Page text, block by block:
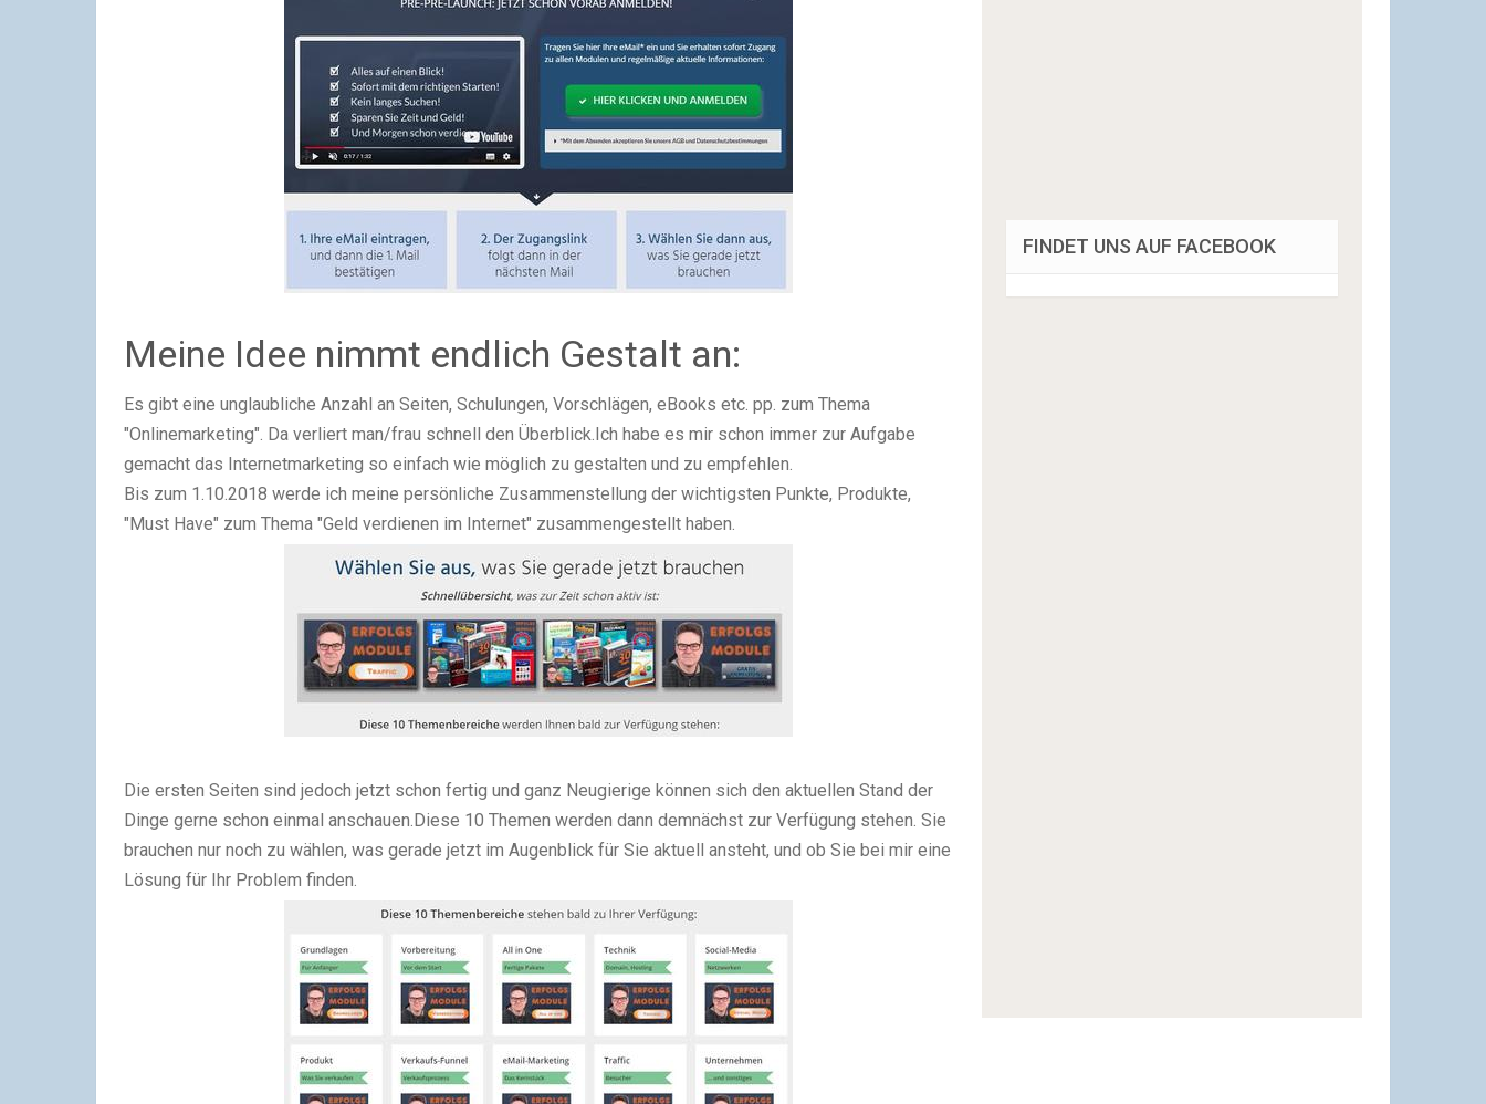
Meine Idee nimmt endlich Gestalt an:
Es gibt eine unglaubliche Anzahl an Seiten, Schulungen, Vorschlägen, eBooks etc. pp. zum Thema
"Onlinemarketing". Da verliert man/frau schnell den Überblick.Ich habe es mir schon immer zur Aufgabe
gemacht das Internetmarketing so einfach wie möglich zu gestalten und zu empfehlen.
Bis zum 1.10.2018 werde ich meine persönliche Zusammenstellung der wichtigsten Punkte, Produkte,
"Must Have" zum Thema "Geld verdienen im Internet" zusammengestellt haben.
Die ersten Seiten sind jedoch jetzt schon fertig und ganz Neugierige können sich den aktuellen Stand der
Dinge gerne schon einmal anschauen. Diese 10 Themen werden dann demnächst zur Verfügung stehen. Sie
brauchen nur noch zu wählen, was gerade jetzt im Augenblick für Sie aktuell ansteht, und ob Sie bei mir eine
Lösung für Ihr Problem finden.
FINDET UNS AUF FACEBOOK